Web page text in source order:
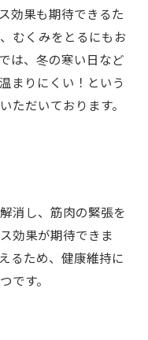
効果も期待できるた
むくみをとるにもお
は、冬の寒い日など
まりにくい！という
ただいております。
消し、筋肉の緊張を
効果が期待できま
るため、健康維持に
です。